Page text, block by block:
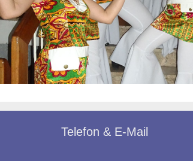
Telefon & E-Mail